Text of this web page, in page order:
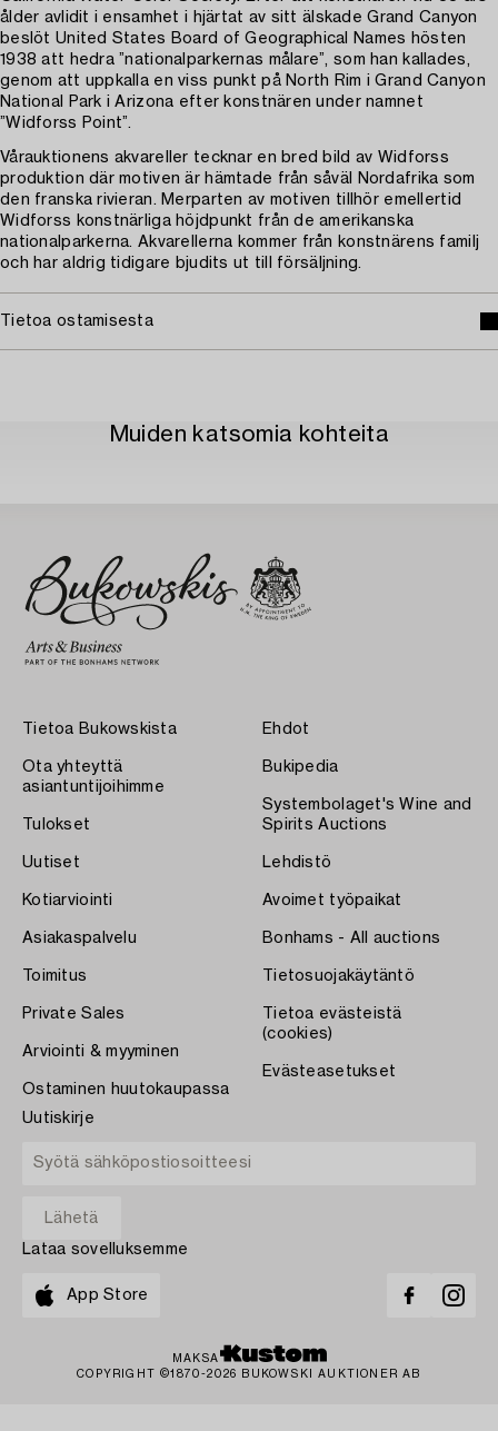
ålder avlidit i ensamhet i hjärtat av sitt älskade Grand Canyon
beslöt United States Board of Geographical Names hösten
1938 att hedra ”nationalparkernas målare”, som han kallades,
genom att uppkalla en viss punkt på North Rim i Grand Canyon
National Park i Arizona efter konstnären under namnet
”Widforss Point”.
Vårauktionens akvareller tecknar en bred bild av Widforss
produktion där motiven är hämtade från såväl Nordafrika som
den franska rivieran. Merparten av motiven tillhör emellertid
Widforss konstnärliga höjdpunkt från de amerikanska
nationalparkerna. Akvarellerna kommer från konstnärens familj
och har aldrig tidigare bjudits ut till försäljning.
Tietoa ostamisesta
Muiden katsomia kohteita
Tietoa Bukowskista
Ota yhteyttä
asiantuntijoihimme
Tulokset
Uutiset
Kotiarviointi
Asiakaspalvelu
Toimitus
Private Sales
Arviointi & myyminen
Ostaminen huutokaupassa
Ehdot
Bukipedia
Systembolaget's Wine and
Spirits Auctions
Lehdistö
Avoimet työpaikat
Bonhams - All auctions
Tietosuojakäytäntö
Tietoa evästeistä
(cookies)
Evästeasetukset
Uutiskirje
Lataa sovelluksemme
App Store
MAKSA
COPYRIGHT ©1870-2026 BUKOWSKI AUKTIONER AB